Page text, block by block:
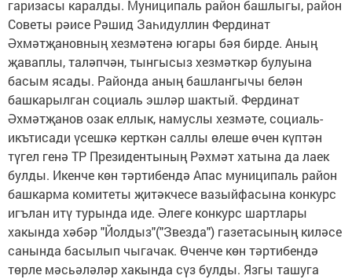
гаризасы каралды. Муниципаль район башлыгы, район
Советы рәисе Рәшид Заһидуллин Фердинат
Әхмәтҗановның хезмәтенә югары бәя бирде. Аның
җаваплы, таләпчән, тынгысыз хезмәткәр булуына
басым ясады. Районда аның башлангычы белән
башкарылган социаль эшләр шактый. Фердинат
Әхмәтҗанов озак еллык, намуслы хезмәте, социаль-
икътисади үсешкә керткән саллы өлеше өчен күптән
түгел генә ТР Президентының Рәхмәт хатына да лаек
булды. Икенче көн тәртибендә Апас муниципаль район
башкарма комитеты җитәкчесе вазыйфасына конкурс
игълан итү турында иде. Әлеге конкурс шартлары
хакында хәбәр "Йолдыз"("Звезда") газетасының киләсе
санында басылып чыгачак. Өченче көн тәртибендә
төрле мәсьәләләр хакында сүз булды. Язгы ташуга